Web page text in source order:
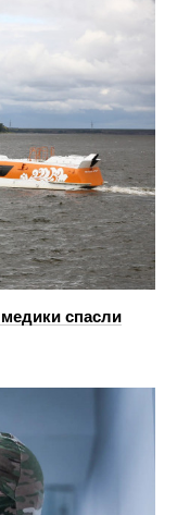
спасли